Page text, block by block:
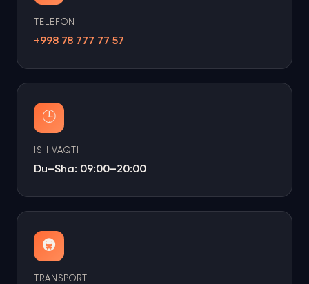
TELEFON
+998 78 777 77 57
🕒
ISH VAQTI
Du–Sha: 09:00–20:00
🚇
TRANSPORT